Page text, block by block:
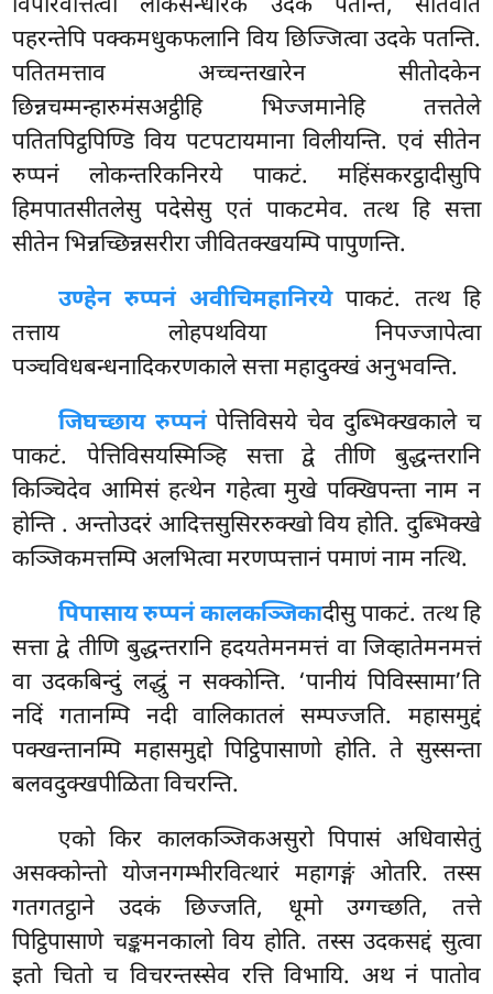
विपरिवत्तित्वा लोकसन्धारके उदके पतन्ति, सीतवाते
पहरन्तेपि पक्कमधुकफलानि विय छिज्जित्वा उदके पतन्ति.
पतितमत्ताव अच्चन्तखारेन सीतोदकेन
छिन्नचम्मन्हारुमंसअट्ठीहि भिज्जमानेहि तत्ततेले
पतितपिट्ठपिण्डि विय पटपटायमाना विलीयन्ति. एवं सीतेन
रुप्पनं लोकन्तरिकनिरये पाकटं. महिंसकरट्ठादीसुपि
हिमपातसीतलेसु पदेसेसु एतं पाकटमेव. तत्थ हि सत्ता
सीतेन भिन्नच्छिन्नसरीरा जीवितक्खयम्पि पापुणन्ति.
उण्हेन रुप्पनं अवीचिमहानिरयेपाकटं. तत्थ हि
तत्ताय लोहपथविया निपज्जापेत्वा
पञ्चविधबन्धनादिकरणकाले सत्ता महादुक्खं अनुभवन्ति.
जिघच्छाय रुप्पनंपेत्तिविसये चेव दुब्भिक्खकाले च
पाकटं. पेत्तिविसयस्मिञ्हि सत्ता द्वे तीणि बुद्धन्तरानि
किञ्चिदेव आमिसं हत्थेन गहेत्वा मुखे पक्खिपन्ता नाम न
होन्ति . अन्तोउदरं आदित्तसुसिररुक्खो विय होति. दुब्भिक्खे
कञ्जिकमत्तम्पि अलभित्वा मरणप्पत्तानं पमाणं नाम नत्थि.
पिपासाय रुप्पनं कालकञ्जिकादीसु पाकटं. तत्थ हि
सत्ता द्वे तीणि बुद्धन्तरानि हदयतेमनमत्तं वा जिव्हातेमनमत्तं
वा उदकबिन्दुं लद्धुं न सक्कोन्ति. ‘पानीयं पिविस्सामा’ति
नदिं गतानम्पि नदी वालिकातलं सम्पज्जति. महासमुद्दं
पक्खन्तानम्पि महासमुद्दो पिट्ठिपासाणो होति. ते सुस्सन्ता
बलवदुक्खपीळिता विचरन्ति.
एकोकिर कालकञ्जिकअसुरो पिपासं अधिवासेतुं
असक्कोन्तो योजनगम्भीरवित्थारं महागङ्गं ओतरि. तस्स
गतगतट्ठाने उदकं छिज्जति, धूमो उग्गच्छति, तत्ते
पिट्ठिपासाणे चङ्कमनकालो विय होति. तस्स उदकसद्दं सुत्वा
इतो चितो च विचरन्तस्सेव रत्ति विभायि. अथ नं पातोव